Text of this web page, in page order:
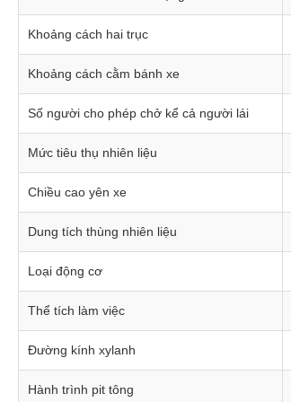
Khoảng cách hai trục
Khoảng cách cằm bánh xe
Số người cho phép chở kể cả người lái
Mức tiêu thụ nhiên liệu
Chiều cao yên xe
Dung tích thùng nhiên liệu
Loại động cơ
Thể tích làm việc
Đường kính xylanh
Hành trình pit tông
Đen nhám